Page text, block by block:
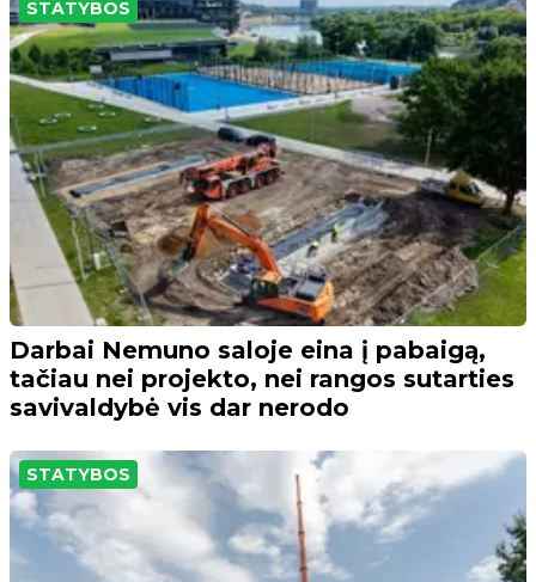
STATYBOS
Darbai Nemuno saloje eina į pabaigą,
tačiau nei projekto, nei rangos sutarties
savivaldybė vis dar nerodo
STATYBOS